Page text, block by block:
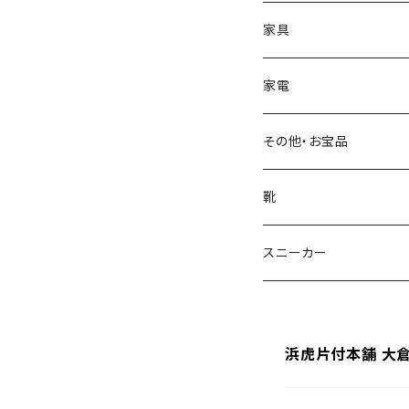
家具
机・デスク・テーブル
ローテーブル
折りたたみテーブル
デスク
収納
タンス・チェスト
本棚・ラック・シェルフ
チェア・椅子・ソファ
オフィスチェア・デスクチェア
カウンターチェア
家電
キッチン周り
冷蔵庫
2ドア
洗面所周り
洗濯機
アイロン・スチームアイロン
リビング・その他
録画用周辺機器
スタンドライト
その他・お宝品
花瓶
ティーカップ
靴
スニーカー
浜虎片付本舗 大